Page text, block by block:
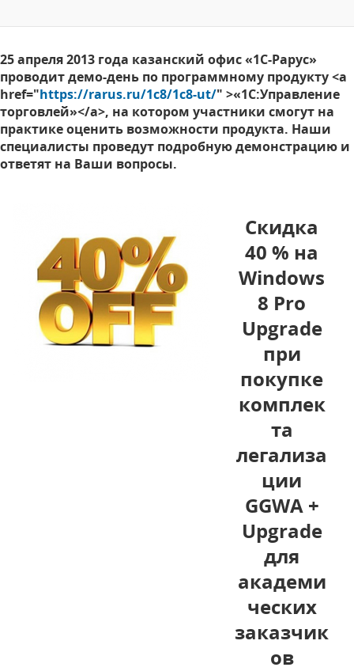
25 апреля 2013 года казанский офис «1С-Рарус»
проводит демо-день по программному продукту <a
href="https://rarus.ru/1c8/1c8-ut/" >«1С:Управление
торговлей»</a>, на котором участники смогут на
практике оценить возможности продукта. Наши
специалисты проведут подробную демонстрацию и
ответят на Ваши вопросы.
Скидка
40 % на
Windows
8 Pro
Upgrade
при
покупке
комплек
та
легализа
ции
GGWA +
Upgrade
для
академи
ческих
заказчик
ов